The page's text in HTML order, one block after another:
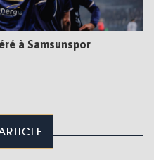
à Samsunspor